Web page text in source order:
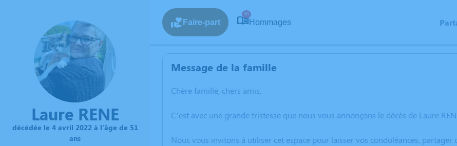
Laure RENE
décédée le 4 avril 2022 à l'âge de 51
ans
Faire-part
60
Hommages
Message de la famille
Chère famille, chers amis,
C’est avec une grande tristesse que nous vous annonçons le décès de Laure
Nous vous invitons à utiliser cet espace pour laisser vos condoléances,